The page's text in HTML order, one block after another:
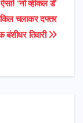
‘नो व्हीकल डे’
चलाकर दफ्तर
बंशीधर तिवारी